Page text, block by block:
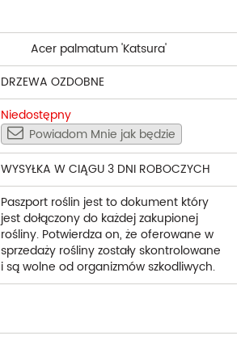
Acer palmatum 'Katsura'
DRZEWA OZDOBNE
Niedostępny
Powiadom Mnie jak będzie
WYSYŁKA W CIĄGU 3 DNI ROBOCZYCH
Paszport roślin jest to dokument który
jest dołączony do każdej zakupionej
rośliny. Potwierdza on, że oferowane w
sprzedaży rośliny zostały skontrolowane
i są wolne od organizmów szkodliwych.